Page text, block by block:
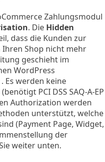
Zahlungsmodul
. Die Hidden
dass die Kunden zur
Shop nicht mehr
geschieht im
WordPress
Es werden keine
PCI DSS SAQ-A-EP
Authorization werden
unterstützt, welche
(Payment Page, Widget,
der
weiter unten.